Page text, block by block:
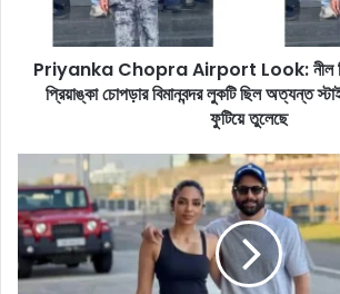
A
i
r
p
o
Priyanka Chopra Airport Look: নীল
প্রিয়াঙ্কা চোপড়ার বিমানবন্দর লুকটি ছিল অত্যন্ত
ফুটিয়ে তুলেছে
a
g
a
C
h